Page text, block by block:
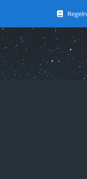
Regeln